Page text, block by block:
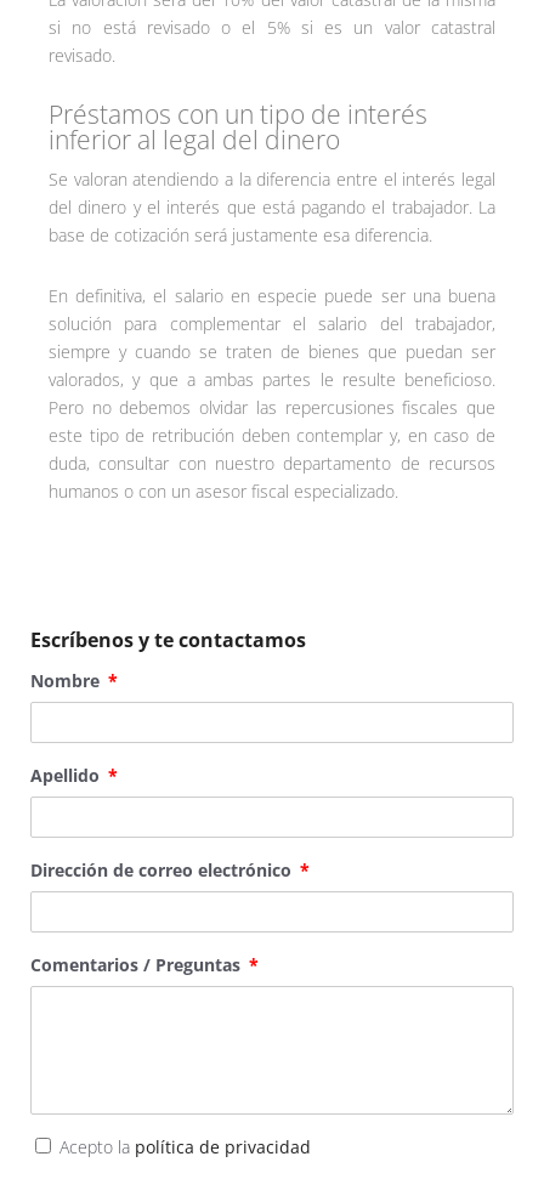
si no está revisado o el 5% si es un valor catastral
revisado.
Préstamos con un tipo de interés
inferior al legal del dinero
Se valoran atendiendo a la diferencia entre el interés legal
del dinero y el interés que está pagando el trabajador. La
base de cotización será justamente esa diferencia.
En definitiva, el salario en especie puede ser una buena
solución para complementar el salario del trabajador,
siempre y cuando se traten de bienes que puedan ser
valorados, y que a ambas partes le resulte beneficioso.
Pero no debemos olvidar las repercusiones fiscales que
este tipo de retribución deben contemplar y, en caso de
duda, consultar con nuestro departamento de recursos
humanos o con un asesor fiscal especializado.
Escríbenos y te contactamos
Nombre
Apellido
Dirección de correo electrónico
Comentarios / Preguntas
Acepto la política de privacidad